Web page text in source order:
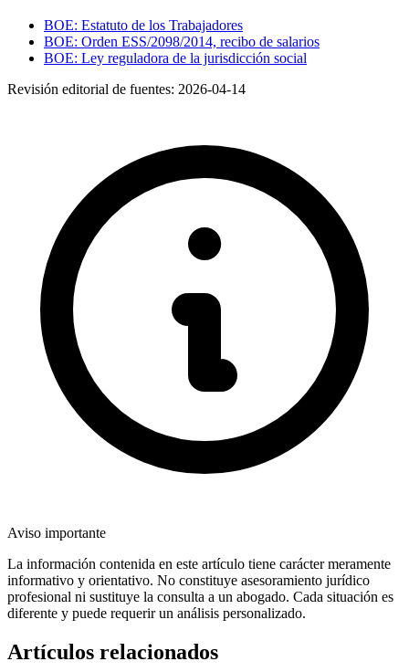
BOE: Estatuto de los Trabajadores
BOE: Orden ESS/2098/2014, recibo de salarios
BOE: Ley reguladora de la jurisdicción social
Revisión editorial de fuentes: 2026-04-14
Aviso importante
La información contenida en este artículo tiene carácter meramente
informativo y orientativo. No constituye asesoramiento jurídico
profesional ni sustituye la consulta a un abogado. Cada situación es
diferente y puede requerir un análisis personalizado.
Artículos relacionados